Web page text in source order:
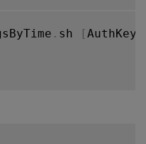
. sh [AuthKey